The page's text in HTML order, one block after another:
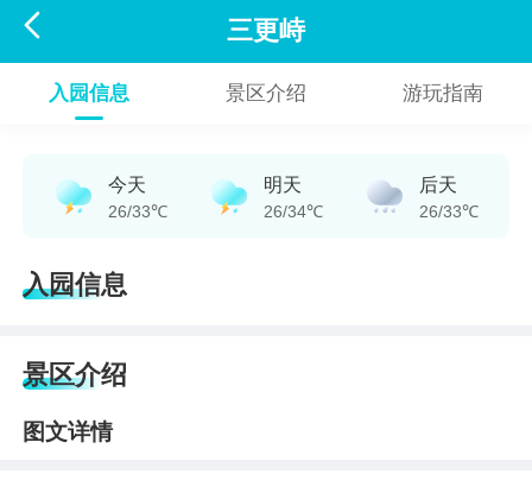
 三更峙
入园信息 景区介绍 游玩指南
今天
26/33℃
明天
26/34℃
后天
26/33℃
入园信息
景区介绍
图文详情